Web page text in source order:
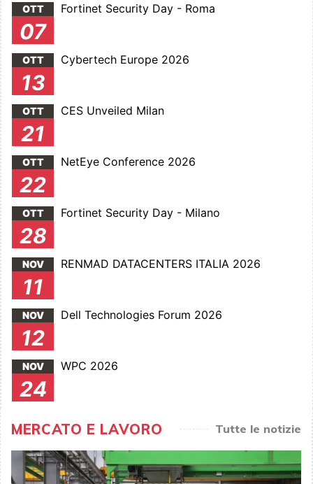
OTT
07
Fortinet Security Day - Roma
OTT
13
Cybertech Europe 2026
OTT
21
CES Unveiled Milan
OTT
22
NetEye Conference 2026
OTT
28
Fortinet Security Day - Milano
NOV
11
RENMAD DATACENTERS ITALIA 2026
NOV
12
Dell Technologies Forum 2026
NOV
24
WPC 2026
MERCATO E LAVORO Tutte le notizie